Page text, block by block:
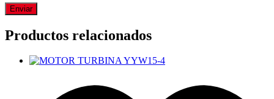
Productos relacionados